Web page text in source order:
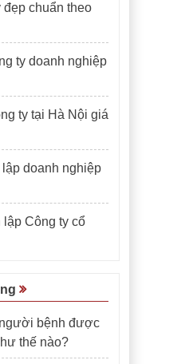
đẹp chuẩn theo
ty doanh nghiệp
ty tại Hà Nội giá
doanh nghiệp
lập Công ty cổ
bệnh được
thế nào?